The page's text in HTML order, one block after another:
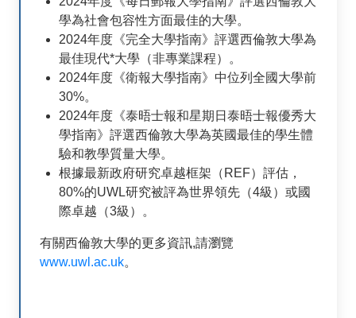
學為社會包容性方面最佳的大學。
2024年度《完全大學指南》評選西倫敦大學為
最佳現代*大學（非專業課程）。
2024年度《衛報大學指南》中位列全國大學前
30%。
2024年度《泰晤士報和星期日泰晤士報優秀大
學指南》評選西倫敦大學為英國最佳的學生體
驗和教學質量大學。
根據最新政府研究卓越框架（REF）評估，
80%的UWL研究被評為世界領先（4級）或國
際卓越（3級）。
有關西倫敦大學的更多資訊,請瀏覽
www.uwl.ac.uk。